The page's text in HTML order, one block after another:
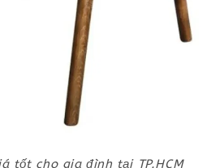
tốt cho gia đình tại TP.HCM